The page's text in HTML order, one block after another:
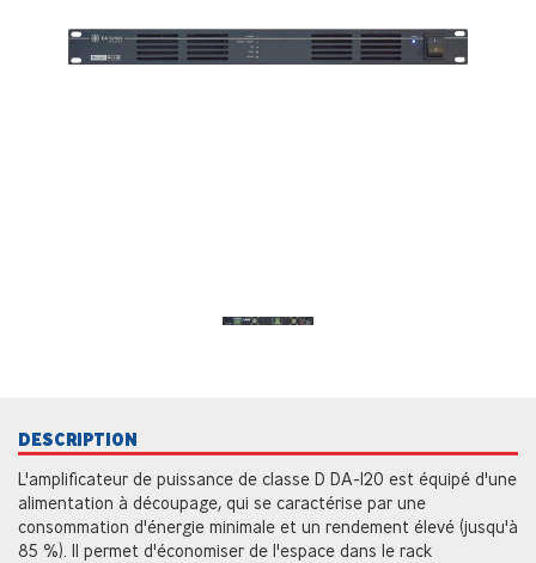
DESCRIPTION
L'amplificateur de puissance de classe D DA-120 est équipé d'une
alimentation à découpage, qui se caractérise par une
consommation d'énergie minimale et un rendement élevé (jusqu'à
85 %). Il permet d'économiser de l'espace dans le rack